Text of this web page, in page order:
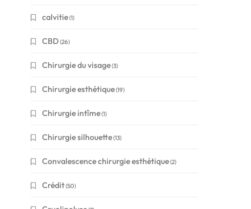
calvitie(1)
CBD (26)
Chirurgie du visage(3)
Chirurgie esthétique(19)
Chirurgie intîme(1)
Chirurgie silhouette(13)
Convalescence chirurgie esthétique(2)
Crédit(50)